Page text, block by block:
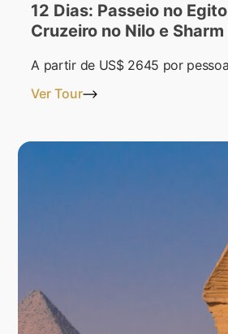
12 Dias: Passeio no
Cruzeiro no Nilo e Sharm
A partir de US$ 2645 por pessoa
Ver Tour